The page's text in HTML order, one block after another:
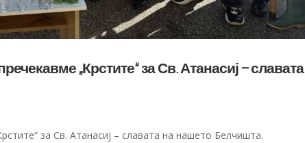
„Крстите“ за Св. Атанасиј – славата
за Св. Атанасиј – славата на нашето Белчишта.